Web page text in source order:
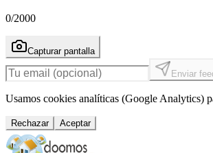
0/2000
Capturar pantalla
Enviar
Usamos cookies analíticas (Google Analytics)
Rechazar Aceptar